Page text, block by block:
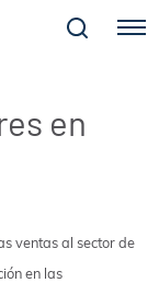
Menu
en
ventas al sector de
en las